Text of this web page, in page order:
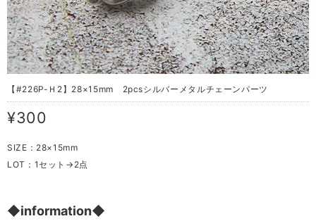
【#226P-Ｈ2】28×15mm 2pcsシルバーメタルチェーンパーツ
¥300
SIZE：28×15mm
LOT：1セット→2点
◆information◆